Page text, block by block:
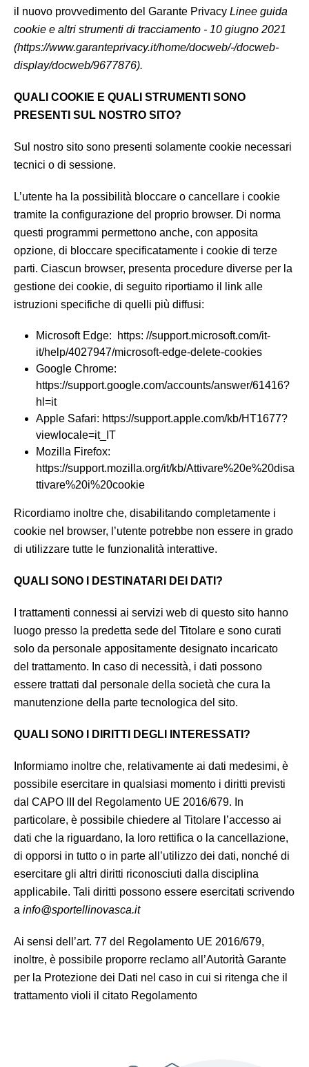
il nuovo provvedimento del Garante Privacy Linee guida
cookie e altri strumenti di tracciamento - 10 giugno 2021
(https://www.garanteprivacy.it/home/docweb/-/docweb-
display/docweb/9677876).
QUALI COOKIE E QUALI STRUMENTI SONO
PRESENTI SUL NOSTRO SITO?
Sul nostro sito sono presenti solamente cookie necessari
tecnici o di sessione.
L’utente ha la possibilità bloccare o cancellare i cookie
tramite la configurazione del proprio browser. Di norma
questi programmi permettono anche, con apposita
opzione, di bloccare specificatamente i cookie di terze
parti. Ciascun browser, presenta procedure diverse per la
gestione dei cookie, di seguito riportiamo il link alle
istruzioni specifiche di quelli più diffusi:
Microsoft Edge: https: //support.microsoft.com/it-
it/help/4027947/microsoft-edge-delete-cookies
Google Chrome:
https://support.google.com/accounts/answer/61416?
hl=it
Apple Safari: https://support.apple.com/kb/HT1677?
viewlocale=it_IT
Mozilla Firefox:
https://support.mozilla.org/it/kb/Attivare%20e%20disa
ttivare%20i%20cookie
Ricordiamo inoltre che, disabilitando completamente i
cookie nel browser, l’utente potrebbe non essere in grado
di utilizzare tutte le funzionalità interattive.
QUALI SONO I DESTINATARI DEI DATI?
I trattamenti connessi ai servizi web di questo sito hanno
luogo presso la predetta sede del Titolare e sono curati
solo da personale appositamente designato incaricato
del trattamento. In caso di necessità, i dati possono
essere trattati dal personale della società che cura la
manutenzione della parte tecnologica del sito.
QUALI SONO I DIRITTI DEGLI INTERESSATI?
Informiamo inoltre che, relativamente ai dati medesimi, è
possibile esercitare in qualsiasi momento i diritti previsti
dal CAPO III del Regolamento UE 2016/679. In
particolare, è possibile chiedere al Titolare l’accesso ai
dati che la riguardano, la loro rettifica o la cancellazione,
di opporsi in tutto o in parte all’utilizzo dei dati, nonché di
esercitare gli altri diritti riconosciuti dalla disciplina
applicabile. Tali diritti possono essere esercitati scrivendo
a info@sportellinovasca.it
Ai sensi dell’art. 77 del Regolamento UE 2016/679,
inoltre, è possibile proporre reclamo all’Autorità Garante
per la Protezione dei Dati nel caso in cui si ritenga che il
trattamento violi il citato Regolamento